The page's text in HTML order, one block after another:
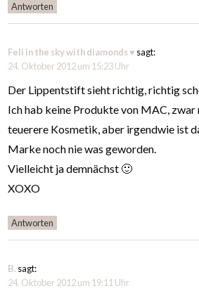
Antworten
Feli in the sky with diamonds ♥ sagt:
24. Oktober 2012 um 15:23 Uhr
Der Lippentstift sieht richtig, richtig
Ich hab keine Produkte von MAC, zwar
teuerere Kosmetik, aber irgendwie ist
Marke noch nie was geworden.
Vielleicht ja demnächst 🙂
XOXO
Antworten
B. sagt:
24. Oktober 2012 um 19:11 Uhr